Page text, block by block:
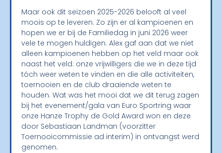
Maar ook dit seizoen 2025-2026 belooft al veel
moois op te leveren. Zo zijn er al kampioenen en
hopen we er bij de Familiedag in juni 2026 weer
vele te mogen huldigen. Alex gaf aan dat we niet
alleen kampioenen hebben op het veld maar ook
naast het veld: onze vrijwilligers die we in deze tijd
tóch weer weten te vinden en die alle activiteiten,
toernooien en de club draaiende weten te
houden. Wat was het mooi dat we dit terug zagen
bij het evenement/gala van Euro Sportring waar
onze Hanze Trophy de Gold Award won en deze
door Sebastiaan Landman (voorzitter
Toernooicommissie ad interim) in ontvangst werd
genomen.